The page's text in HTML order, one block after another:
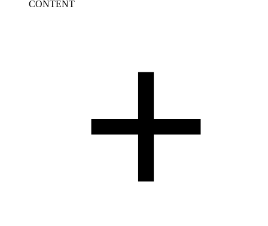
CONTENT